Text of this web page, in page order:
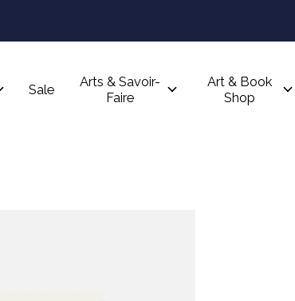
Sale
Arts & Savoir-
Faire
Art & Book
Shop